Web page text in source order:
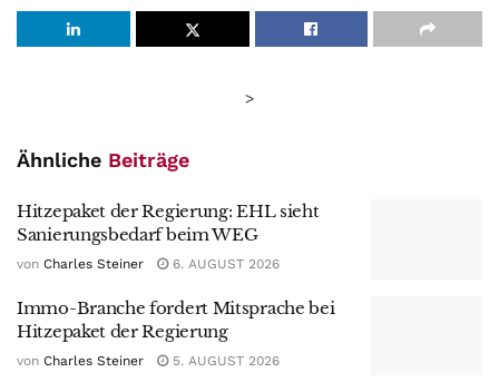
>
Ähnliche Beiträge
Hitzepaket der Regierung: EHL sieht
Sanierungsbedarf beim WEG
von Charles Steiner 6. AUGUST 2026
Immo-Branche fordert Mitsprache bei
Hitzepaket der Regierung
von Charles Steiner 5. AUGUST 2026